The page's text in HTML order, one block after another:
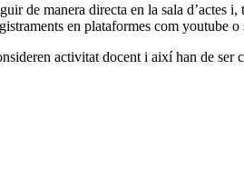
de manera directa en la sala
en plataformes com youtube
activitat docent i així han de ser